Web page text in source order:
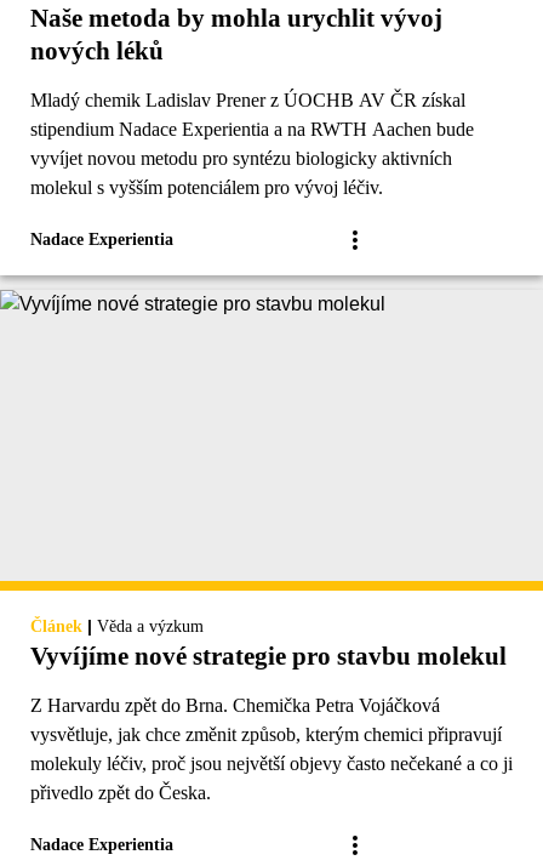
Naše metoda by mohla urychlit vývoj
nových léků
Mladý chemik Ladislav Prener z ÚOCHB AV ČR získal
stipendium Nadace Experientia a na RWTH Aachen bude
vyvíjet novou metodu pro syntézu biologicky aktivních
molekul s vyšším potenciálem pro vývoj léčiv.
Nadace Experientia
Článek | Věda a výzkum
Vyvíjíme nové strategie pro stavbu molekul
Z Harvardu zpět do Brna. Chemička Petra Vojáčková
vysvětluje, jak chce změnit způsob, kterým chemici připravují
molekuly léčiv, proč jsou největší objevy často nečekané a co ji
přivedlo zpět do Česka.
Nadace Experientia